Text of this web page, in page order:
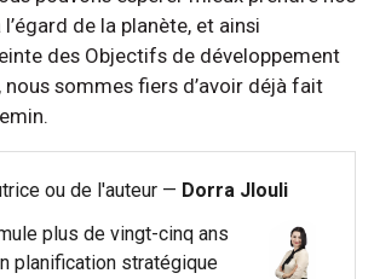
de la planète, et ainsi
des Objectifs de développement
nous sommes fiers d’avoir déjà fait
ou de l'auteur — Dorra Jlouli
plus de vingt-cinq ans
planification stratégique